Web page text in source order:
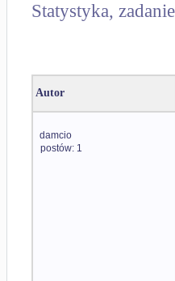
Statystyka,
Autor
damcio
postów: 1